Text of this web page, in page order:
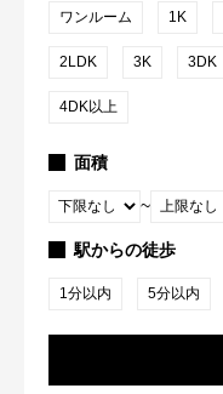
ワンルーム 1K
2LDK 3K 3DK
4DK以上
面積
~
駅からの徒歩
1分以内 5分以内